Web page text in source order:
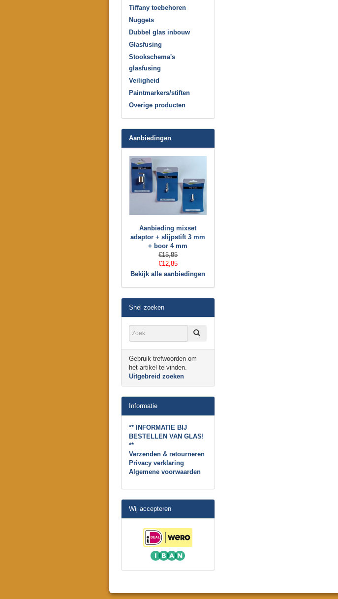
Tiffany toebehoren
Nuggets
Dubbel glas inbouw
Glasfusing
Stookschema's
glasfusing
Veiligheid
Paintmarkers/stiften
Overige producten
Aanbiedingen
Aanbieding mixset
adaptor + slijpstift 3 mm
+ boor 4 mm
€15,85
€12,85
Bekijk alle aanbiedingen
Snel zoeken
Gebruik trefwoorden om
het artikel te vinden.
Uitgebreid zoeken
Informatie
** INFORMATIE BIJ
BESTELLEN VAN GLAS!
**
Verzenden & retourneren
Privacy verklaring
Algemene voorwaarden
Wij accepteren